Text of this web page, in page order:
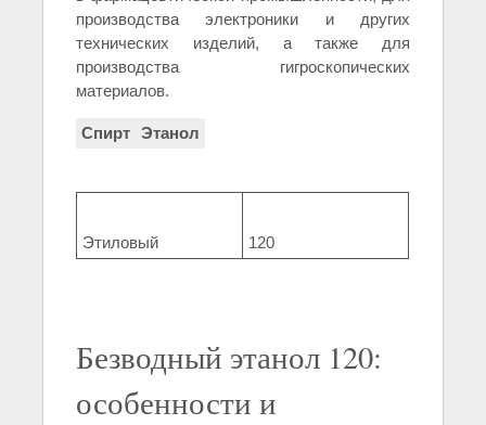
производства электроники и других
технических изделий, а также для
производства гигроскопических
материалов.
Спирт Этанол
Этиловый 120
Безводный этанол 120:
особенности и